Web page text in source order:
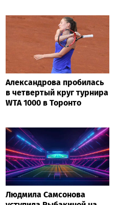
Александрова пробилась
в четвертый круг турнира
WTA 1000 в Торонто
Людмила Самсонова